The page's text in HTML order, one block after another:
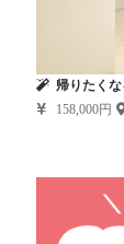
帰りたくな
158,000円